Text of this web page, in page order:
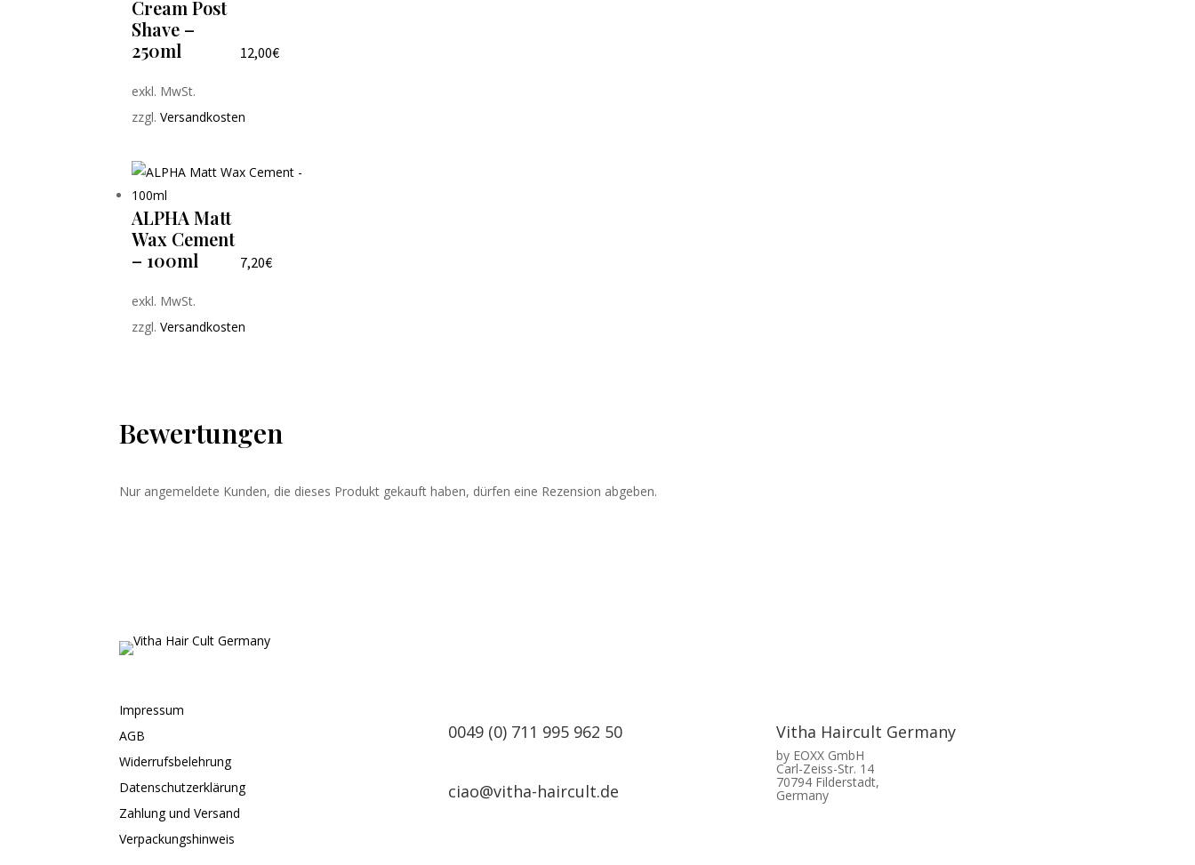
Cream Post
Shave –
250ml
12,00€
exkl. MwSt.
zzgl.Versandkosten
ALPHA Matt
Wax Cement
– 100ml
7,20€
exkl. MwSt.
zzgl.Versandkosten
Bewertungen
Nur angemeldete Kunden, die dieses Produkt gekauft haben, dürfen eine Rezension abgeben.
Impressum
AGB
Widerrufsbelehrung
Datenschutzerklärung
Zahlung und Versand
Verpackungshinweis
0049 (0) 711 995 962 50
ciao@vitha-haircult.de
Vitha Haircult Germany
by EOXX GmbH
Carl-Zeiss-Str. 14
70794 Filderstadt,
Germany